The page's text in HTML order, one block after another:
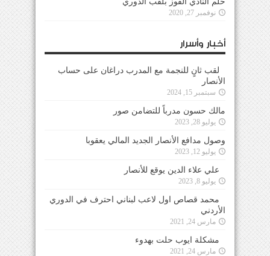
نوفمبر 27, 2020
أخبار وأسرار
لقب ثانٍ للنجمة مع المدرب دراغان على حساب
الأنصار
سبتمبر 15, 2024
مالك حسون مدرباً للتضامن صور
يوليو 28, 2023
وصول مدافع الأنصار الجديد المالي يعقوبا
يوليو 12, 2023
علي علاء الدين يوقع للأنصار
يوليو 8, 2023
محمد قصاص اول لاعب لبناني احترف في الدوري
الأردني
مارس 24, 2021
مشكلة ايوب حلت بهدوء
مارس 24, 2021